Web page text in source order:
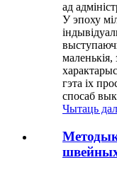
ад
У эпоху
гэта іх
спосаб
Чытаць